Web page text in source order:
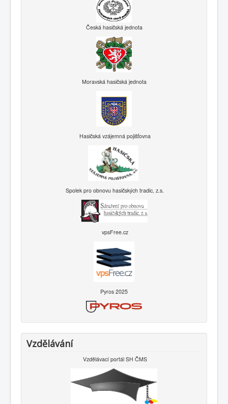
Česká hasičská jednota
Moravská hasičská jednota
Hasičská vzájemná pojišťovna
Spolek pro obnovu hasičských tradic, z.s.
vpsFree.cz
Pyros 2025
Vzdělávání
Vzdělávací portál SH ČMS